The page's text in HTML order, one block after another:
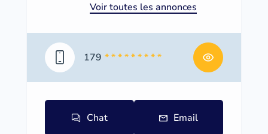
Voir toutes les annonces
179 * * * * * * * * *
Chat Email